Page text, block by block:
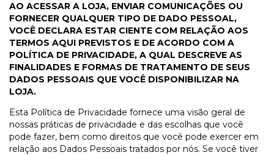
AO ACESSAR A LOJA, ENVIAR COMUNICAÇÕES OU
FORNECER QUALQUER TIPO DE DADO PESSOAL,
VOCÊ DECLARA ESTAR CIENTE COM RELAÇÃO AOS
TERMOS AQUI PREVISTOS E DE ACORDO COM A
POLÍTICA DE PRIVACIDADE, A QUAL DESCREVE AS
FINALIDADES E FORMAS DE TRATAMENTO DE SEUS
DADOS PESSOAIS QUE VOCÊ DISPONIBILIZAR NA
LOJA.
Esta Política de Privacidade fornece uma visão geral de
nossas práticas de privacidade e das escolhas que você
pode fazer, bem como direitos que você pode exercer em
relação aos Dados Pessoais tratados por nós. Se você tiver